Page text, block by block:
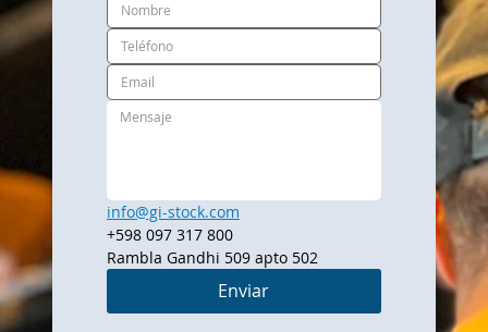
info@gi-stock.com
+598 097 317 800
Rambla Gandhi 509 apto 502
Enviar